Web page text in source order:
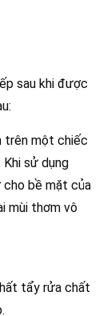
sau khi được
trên một chiếc
sử dụng
cho bề mặt của
mùi thơm vô
tẩy rửa chất